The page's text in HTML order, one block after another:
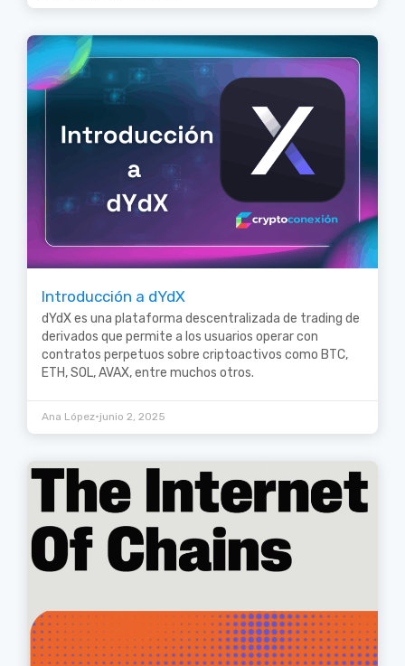
Introducción a dYdX
dYdX es una plataforma descentralizada de trading de
derivados que permite a los usuarios operar con
contratos perpetuos sobre criptoactivos como BTC,
ETH, SOL, AVAX, entre muchos otros.
Ana López•junio 2, 2025